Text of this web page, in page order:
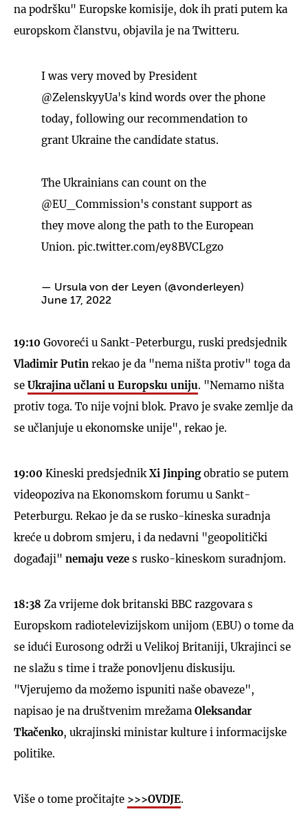
na podršku" Europske komisije, dok ih prati putem ka
europskom članstvu, objavila je na Twitteru.
I was very moved by President
@ZelenskyyUa's kind words over the phone
today, following our recommendation to
grant Ukraine the candidate status.
The Ukrainians can count on the
@EU_Commission's constant support as
they move along the path to the European
Union. pic.twitter.com/ey8BVCLgzo
— Ursula von der Leyen (@vonderleyen)
June 17, 2022
19:10 Govoreći u Sankt-Peterburgu, ruski predsjednik
Vladimir Putin rekao je da "nema ništa protiv" toga da
se Ukrajina učlani u Europsku uniju. "Nemamo ništa
protiv toga. To nije vojni blok. Pravo je svake zemlje da
se učlanjuje u ekonomske unije", rekao je.
19:00 Kineski predsjednikXi Jinpingobratio se putem
videopoziva na Ekonomskom forumu u Sankt-
Peterburgu. Rekao je da se rusko-kineska suradnja
kreće u dobrom smjeru, i da nedavni "geopolitički
događaji" nemaju veze s rusko-kineskom suradnjom.
18:38 Za vrijeme dok britanski BBC razgovara s
Europskom radiotelevizijskom unijom (EBU) o tome da
se idući Eurosong održi u Velikoj Britaniji, Ukrajinci se
ne slažu s time i traže ponovljenu diskusiju.
"Vjerujemo da možemo ispuniti naše obaveze",
napisao je na društvenim mrežama Oleksandar
Tkačenko, ukrajinski ministar kulture i informacijske
politike.
Više o tome pročitajte >>>OVDJE.